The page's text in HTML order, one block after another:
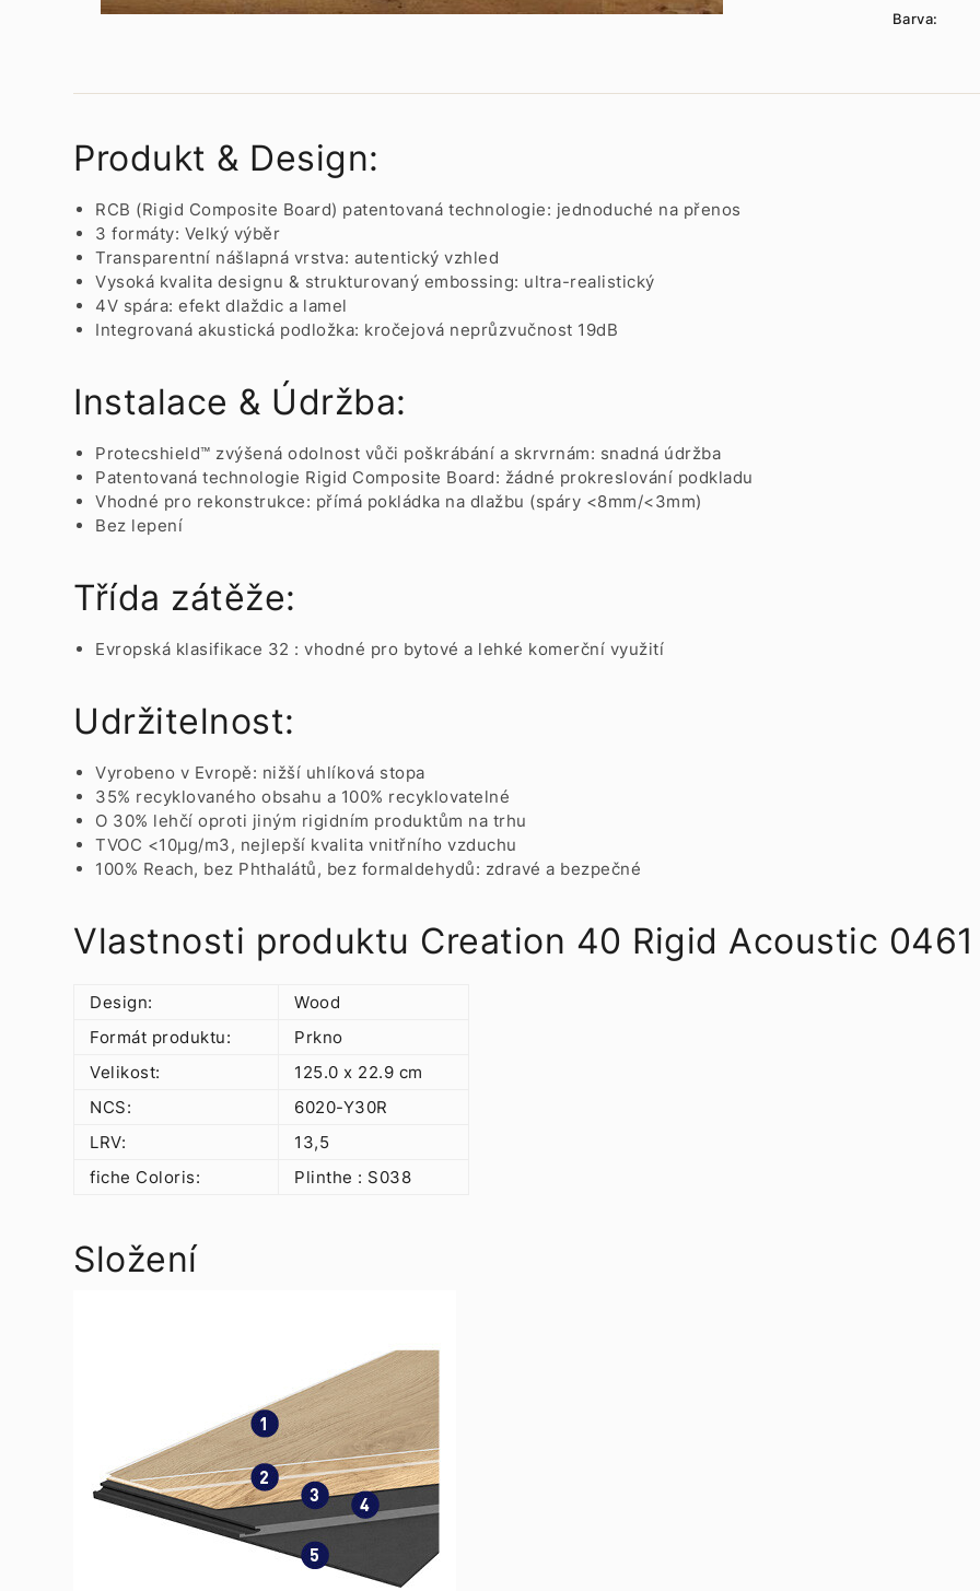
Barva:
Produkt & Design:
RCB (Rigid Composite Board) patentovaná technologie: jednoduché na přenos
3 formáty: Velký výběr
Transparentní nášlapná vrstva: autentický vzhled
Vysoká kvalita designu & strukturovaný embossing: ultra-realistický
4V spára: efekt dlaždic a lamel
Integrovaná akustická podložka: kročejová neprůzvučnost 19dB
Instalace & Údržba:
Protecshield™ zvýšená odolnost vůči poškrábání a skrvrnám: snadná údržba
Patentovaná technologie Rigid Composite Board: žádné prokreslování podkladu
Vhodné pro rekonstrukce: přímá pokládka na dlažbu (spáry <8mm/<3mm)
Bez lepení
Třída zátěže:
Evropská klasifikace 32 : vhodné pro bytové a lehké komerční využití
Udržitelnost:
Vyrobeno v Evropě: nižší uhlíková stopa
35% recyklovaného obsahu a 100% recyklovatelné
O 30% lehčí oproti jiným rigidním produktům na trhu
TVOC <10µg/m3, nejlepší kvalita vnitřního vzduchu
100% Reach, bez Phthalátů, bez formaldehydů: zdravé a bezpečné
Vlastnosti produktu Creation 40 Rigid Acoustic
Design:
Wood
Formát produktu:
Prkno
Velikost:
125.0 x 22.9 cm
NCS:
6020-Y30R
LRV:
13,5
fiche Coloris:
Plinthe : S038
Složení